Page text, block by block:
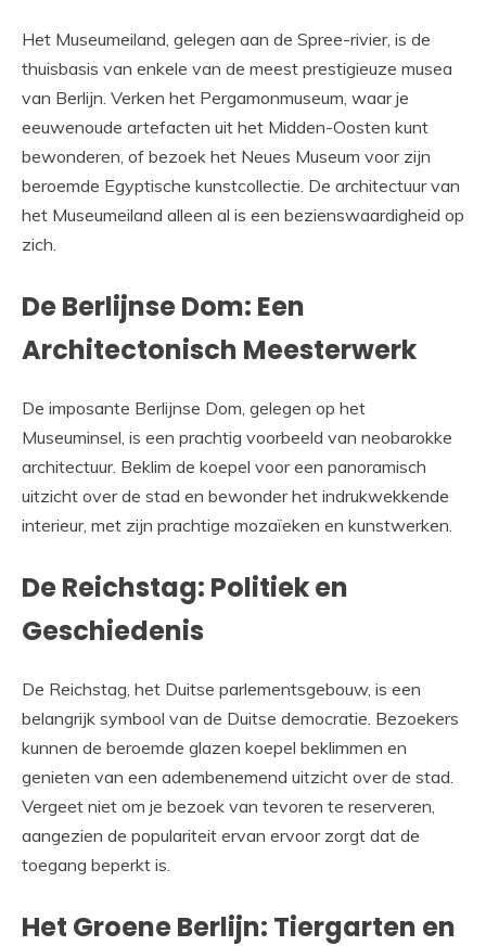
Het Museumeiland, gelegen aan de Spree-rivier, is de
thuisbasis van enkele van de meest prestigieuze musea
van Berlijn. Verken het Pergamonmuseum, waar je
eeuwenoude artefacten uit het Midden-Oosten kunt
bewonderen, of bezoek het Neues Museum voor zijn
beroemde Egyptische kunstcollectie. De architectuur van
het Museumeiland alleen al is een bezienswaardigheid op
zich.
De Berlijnse Dom: Een
Architectonisch Meesterwerk
De imposante Berlijnse Dom, gelegen op het
Museuminsel, is een prachtig voorbeeld van neobarokke
architectuur. Beklim de koepel voor een panoramisch
uitzicht over de stad en bewonder het indrukwekkende
interieur, met zijn prachtige mozaïeken en kunstwerken.
De Reichstag: Politiek en
Geschiedenis
De Reichstag, het Duitse parlementsgebouw, is een
belangrijk symbool van de Duitse democratie. Bezoekers
kunnen de beroemde glazen koepel beklimmen en
genieten van een adembenemend uitzicht over de stad.
Vergeet niet om je bezoek van tevoren te reserveren,
aangezien de populariteit ervan ervoor zorgt dat de
toegang beperkt is.
Het Groene Berlijn: Tiergarten en